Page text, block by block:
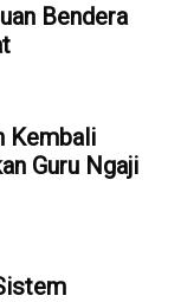
Bendera
Kembali
Guru Ngaji